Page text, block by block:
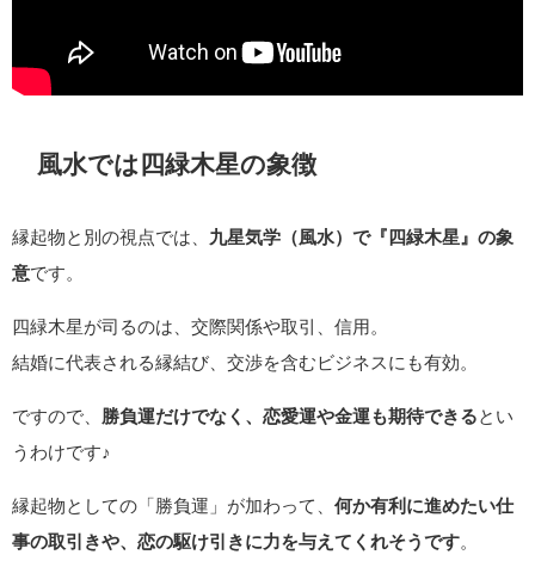
風水では四緑木星の象徴
縁起物と別の視点では、 九星気学（風水）で『四緑木星』の象
意です。
四緑木星が司るのは、交際関係や取引、信用。
結婚に代表される縁結び、交渉を含むビジネスにも有効。
ですので、 勝負運だけでなく、恋愛運や金運も期待できるとい
うわけです♪
縁起物としての「勝負運」が加わって、 何か有利に進めたい仕
事の取引きや、恋の駆け引きに力を与えてくれそうです。